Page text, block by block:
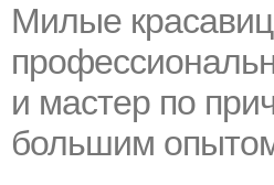
Милые
и мастер по
большим